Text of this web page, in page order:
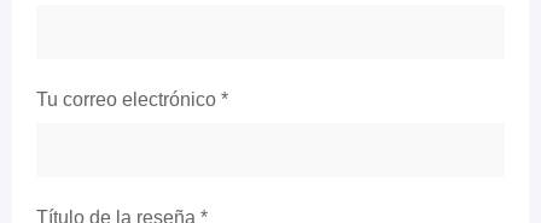
Tu correo electrónico *
Título de la reseña *